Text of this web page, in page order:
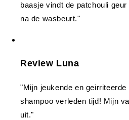
baasje vindt de patchouli
na de wasbeurt."
Review Luna
"Mijn jeukende en
shampoo verleden tijd! Mijn
uit."